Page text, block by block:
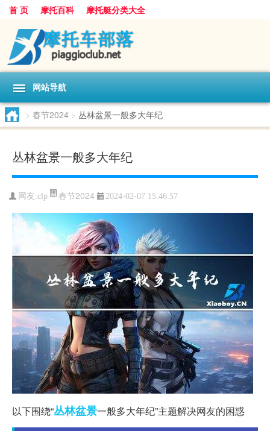
首 页 摩托百科 摩托艇分类大全
网站导航
> 春节2024 > 丛林盆景一般多大年纪
丛林盆景一般多大年纪
网友:clp 春节2024 2024-02-07 15:46:57
以下围绕“丛林盆景一般多大年纪”主题解决网友的困惑